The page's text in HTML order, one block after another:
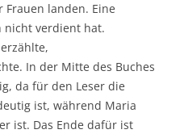
landen. Eine
nicht verdient hat.
In der Mitte des Buches
da für den Leser die
ist, während Maria
ist. Das Ende dafür ist